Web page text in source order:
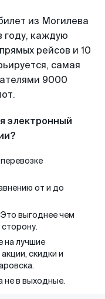
из Могилева
году, каждую
рейсов и 10
самая
9000
электронный
от и до
выгоднее чем
на лучшие
скидки и
не в выходные.